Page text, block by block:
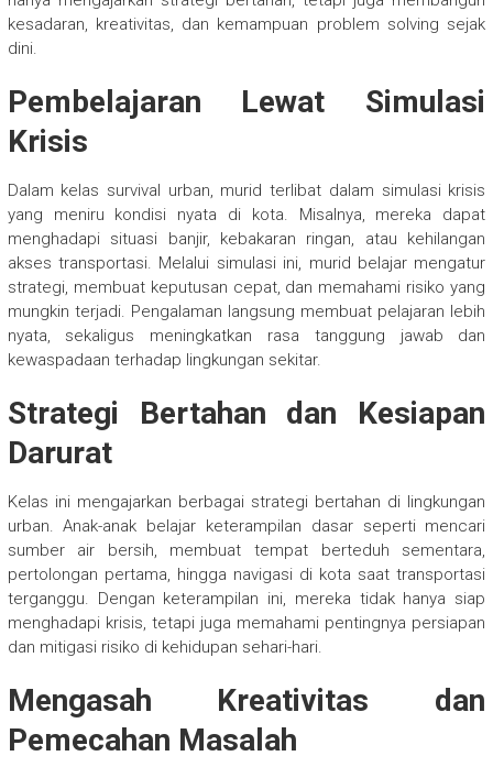
kesadaran, kreativitas, dan kemampuan problem solving sejak
dini.
Pembelajaran Lewat Simulasi
Krisis
Dalam kelas survival urban, murid terlibat dalam simulasi krisis
yang meniru kondisi nyata di kota. Misalnya, mereka dapat
menghadapi situasi banjir, kebakaran ringan, atau kehilangan
akses transportasi. Melalui simulasi ini, murid belajar mengatur
strategi, membuat keputusan cepat, dan memahami risiko yang
mungkin terjadi. Pengalaman langsung membuat pelajaran lebih
nyata, sekaligus meningkatkan rasa tanggung jawab dan
kewaspadaan terhadap lingkungan sekitar.
Strategi Bertahan dan Kesiapan
Darurat
Kelas ini mengajarkan berbagai strategi bertahan di lingkungan
urban. Anak-anak belajar keterampilan dasar seperti mencari
sumber air bersih, membuat tempat berteduh sementara,
pertolongan pertama, hingga navigasi di kota saat transportasi
terganggu. Dengan keterampilan ini, mereka tidak hanya siap
menghadapi krisis, tetapi juga memahami pentingnya persiapan
dan mitigasi risiko di kehidupan sehari-hari.
Mengasah Kreativitas dan
Pemecahan Masalah